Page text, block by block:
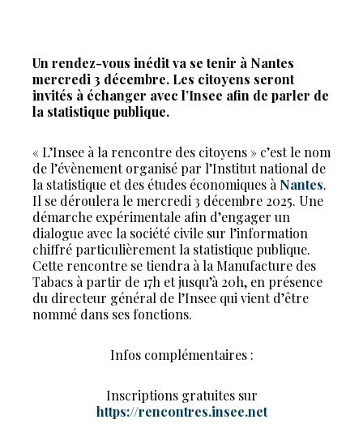
Un rendez-vous inédit va se tenir à Nantes
mercredi 3 décembre. Les citoyens seront
invités à échanger avec l’Insee afin de parler de
la statistique publique.
« L’Insee à la rencontre des citoyens » c’est le nom
de l’évènement organisé par l’Institut national de
la statistique et des études économiques à Nantes.
Il se déroulera le mercredi 3 décembre 2025. Une
démarche expérimentale afin d’engager un
dialogue avec la société civile sur l’information
chiffré particulièrement la statistique publique.
Cette rencontre se tiendra à la Manufacture des
Tabacs à partir de 17h et jusqu’à 20h, en présence
du directeur général de l’Insee qui vient d’être
nommé dans ses fonctions.
Infos complémentaires :
Inscriptions gratuites sur
https://rencontres.insee.net